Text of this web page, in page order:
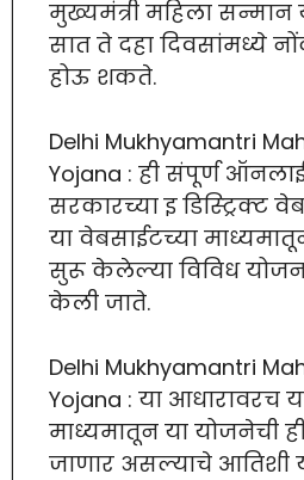
मुख्यमंत्री महिला सन्मान
सात ते दहा दिवसांमध्ये
होऊ शकते.
Delhi Mukhyamantri
Yojana : ही संपूर्ण
सरकारच्या इ डिस्ट्रिक्ट
या वेबसाईटच्या
सुरू केलेल्या विविध
केली जाते.
Delhi Mukhyamantri
Yojana : या आधारावरच
माध्यमातून या योजनेची
जाणार असल्याचे आतिशी